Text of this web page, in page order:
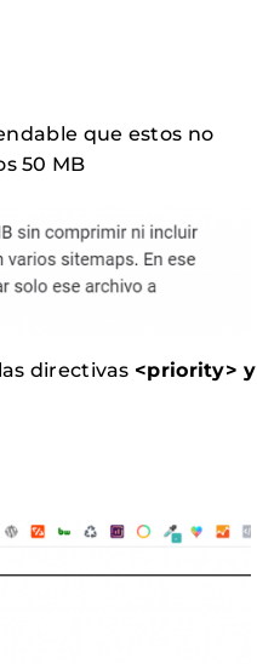
que estos no
50 MB
directivas <priority> y